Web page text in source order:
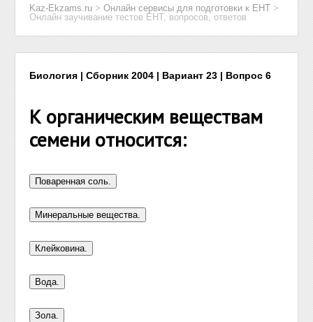
Kaz-Ekzams.ru >Онлайн сервисы для подготовки к ЕНТ >
Онлайн заучивание тестов ЕНТ, вопросов, ответов
Биология | Сборник 2004 | Вариант 23 | Вопрос 6
К органическим веществам
семени относится: